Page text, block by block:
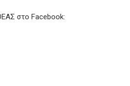
στο Facebook: